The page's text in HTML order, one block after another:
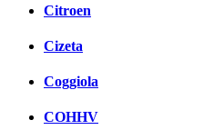
Citroen
Cizeta
Coggiola
COHHV